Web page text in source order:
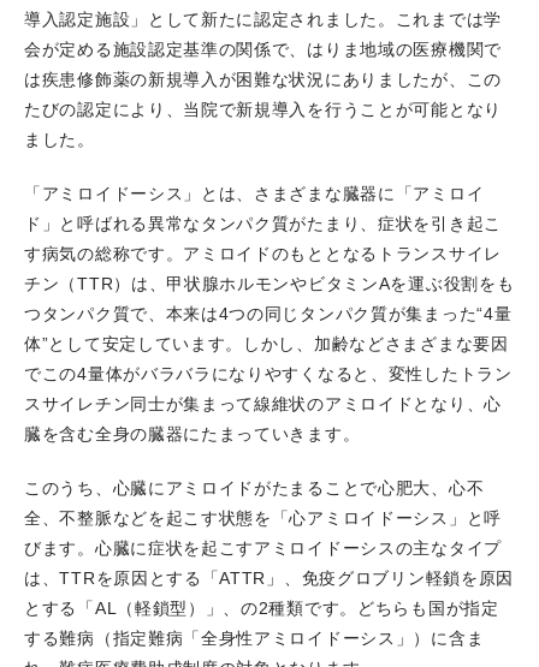
壇、気にして欲しい検査結果について講演しました。
2025.10.12雑誌 心臓 2025年10月号 Vol.57 No.10が
発刊されました。現在、赤穂市民病院に出向中の山本淳生
医師が、A群β溶連菌感染を契機に非リウマチ性心筋炎,そ
の後IgA血管炎と心外膜炎を発症した高齢男性の1例を投
2025.10.03舛本慧子医師が退職しました。
2025.10.01公立豊岡病院から大野奈都美医師、加古川
中央病院から長野紘平医師が、神戸医療センターから横田
政児医師が就職しました。
2025.09.30 松尾晃樹医師、工藤大周医師が退職、岩本
直樹医師が総合内科にローテーションしました。
2025.09.13第45回CVIT 近畿地方会で、岩本直樹医師
が一般口演 午後の部の優秀賞を受賞しました。
2025.09.02はり姫チャンネル 教えてドクターに松尾
ロールの管理をテーマに講演しました。
2025.09.01 はり姫チャンネル 教えてドクターに松尾
晃樹医師が登壇、放置するのは危険 高血圧をテーマに講
演しました。
2025.08.31第3回はしべの会が、ツカザキ病院で開催さ
れ、当科医師も参加させていただきました。
導入認定施設」として新たに認定されました。これまでは学
会が定める施設認定基準の関係で、はりま地域の医療機関で
は疾患修飾薬の新規導入が困難な状況にありましたが、この
たびの認定により、当院で新規導入を行うことが可能となり
ました。
「アミロイドーシス」とは、さまざまな臓器に「アミロイ
ド」と呼ばれる異常なタンパク質がたまり、症状を引き起こ
す病気の総称です。アミロイドのもととなるトランスサイレ
チン（TTR）は、甲状腺ホルモンやビタミンAを運ぶ役割をも
つタンパク質で、本来は4つの同じタンパク質が集まった“4量
体”として安定しています。しかし、加齢などさまざまな要因
でこの4量体がバラバラになりやすくなると、変性したトラン
スサイレチン同士が集まって線維状のアミロイドとなり、心
臓を含む全身の臓器にたまっていきます。
このうち、心臓にアミロイドがたまることで心肥大、心不
全、不整脈などを起こす状態を「心アミロイドーシス」と呼
びます。心臓に症状を起こすアミロイドーシスの主なタイプ
は、TTRを原因とする「ATTR」、免疫グロブリン軽鎖を原因
とする「AL（軽鎖型）」、の2種類です。どちらも国が指定
する難病（指定難病「全身性アミロイドーシス」）に含ま